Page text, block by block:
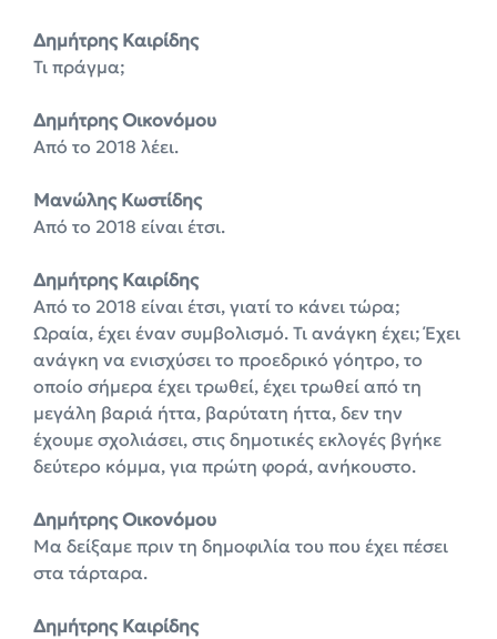
Δημήτρης Καιρίδης
Τι πράγμα;
Δημήτρης Οικονόμου
Από το 2018 λέει.
Μανώλης Κωστίδης
Από το 2018 είναι έτσι.
Δημήτρης Καιρίδης
Από το 2018 είναι έτσι, γιατί το κάνει τώρα;
Ωραία, έχει έναν συμβολισμό. Τι ανάγκη έχει; Έχει
ανάγκη να ενισχύσει το προεδρικό γόητρο, το
οποίο σήμερα έχει τρωθεί, έχει τρωθεί από τη
μεγάλη βαριά ήττα, βαρύτατη ήττα, δεν την
έχουμε σχολιάσει, στις δημοτικές εκλογές βγήκε
δεύτερο κόμμα, για πρώτη φορά, ανήκουστο.
Δημήτρης Οικονόμου
Μα δείξαμε πριν τη δημοφιλία του που έχει πέσει
στα τάρταρα.
Δημήτρης Καιρίδης